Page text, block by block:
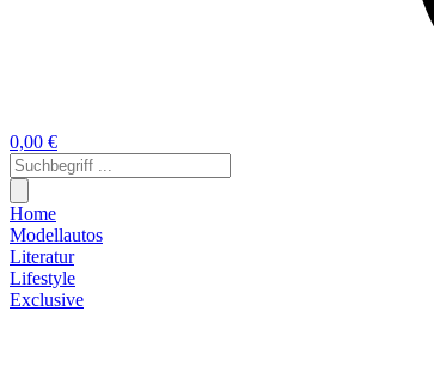
0,00 €
Home
Modellautos
Literatur
Lifestyle
Exclusive